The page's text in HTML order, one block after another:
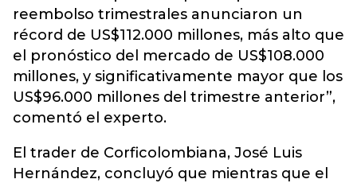
reembolso trimestrales anunciaron un
récord de US$112.000 millones, más alto que
el pronóstico del mercado de US$108.000
millones, y significativamente mayor que los
US$96.000 millones del trimestre anterior”,
comentó el experto.
El trader de Corficolombiana, José Luis
Hernández, concluyó que mientras que el